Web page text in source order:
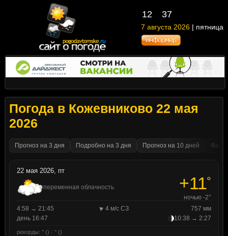
12 37
7 августа 2026 | пятница
Погода в Кожевниково 22 мая
2026
Прогноз на 3 дня Подробно на 3 дня Прогноз на 10 дней
22 мая 2026, пт
переменная облачность +11°
ночью -2°
4:58 → 21:45
4 м/с СЗ
757 мм
день 16:47
10:38 → 2:27
рекорды: ° () · ° ()